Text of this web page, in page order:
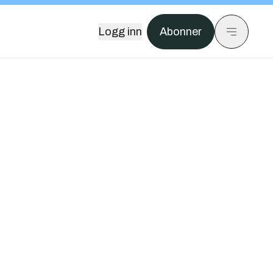
Logg inn Abonner